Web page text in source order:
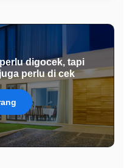
digocek, tapi
perlu di cek